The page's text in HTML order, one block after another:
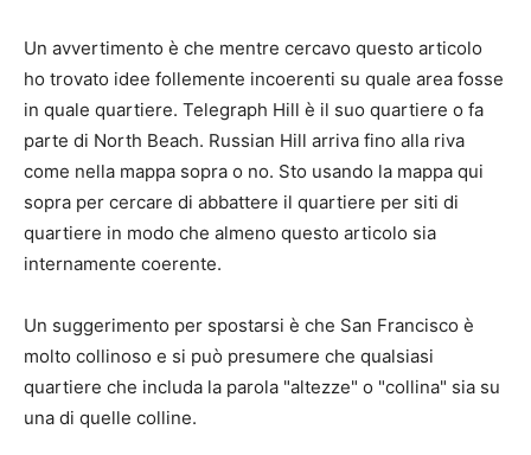
Un avvertimento è che mentre cercavo questo articolo
ho trovato idee follemente incoerenti su quale area fosse
in quale quartiere. Telegraph Hill è il suo quartiere o fa
parte di North Beach. Russian Hill arriva fino alla riva
come nella mappa sopra o no. Sto usando la mappa qui
sopra per cercare di abbattere il quartiere per siti di
quartiere in modo che almeno questo articolo sia
internamente coerente.
Un suggerimento per spostarsi è che San Francisco è
molto collinoso e si può presumere che qualsiasi
quartiere che includa la parola "altezze" o "collina" sia su
una di quelle colline.